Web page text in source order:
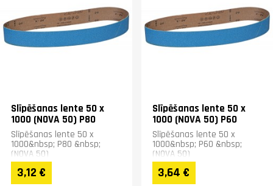
Slīpēšanas lente 50 x
1000 (NOVA 50) P80
Slīpēšanas lente 50 x
1000&nbsp; P80 &nbsp;
(NOVA 50)
3,12 €
Slīpēšanas lente 50 x
1000 (NOVA 50) P60
Slīpēšanas lente 50 x
1000&nbsp; P60 &nbsp;
(NOVA 50)
3,64 €